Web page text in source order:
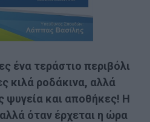
ένα τεράστιο περιβόλι
κιλά ροδάκινα, αλλά
ψυγεία και αποθήκες! Η
όταν έρχεται η ώρα